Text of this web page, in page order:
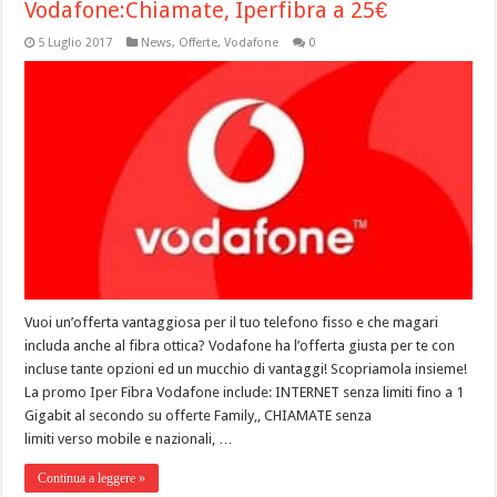
Vodafone:Chiamate, Iperfibra a 25€
5 Luglio 2017 News, Offerte,Vodafone 0
Vuoi un’offerta vantaggiosa per il tuo telefono fisso e che magari
includa anche al fibra ottica? Vodafone ha l’offerta giusta per te con
incluse tante opzioni ed un mucchio di vantaggi! Scopriamola insieme!
La promo Iper Fibra Vodafone include: INTERNET senza limiti fino a 1
Gigabit al secondo su offerte Family,, CHIAMATE senza
limiti verso mobile e nazionali, …
Continua a leggere »